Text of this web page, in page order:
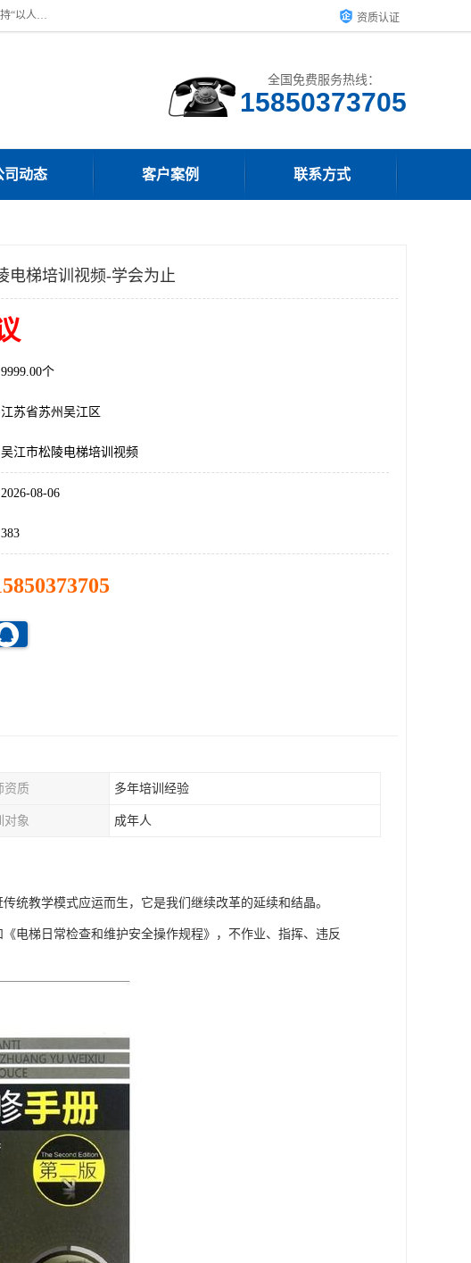
苏州宏远特种作业人员培训，提供：叉车培训、电焊工培训、电工培训、起重机培训、电梯培训、登高培训等服务苏州本地培训服务。始终坚持“以人为本，质量立校”的办学思想，以培养社会应用型人才为己任，明码收费，诚实守信，中途不收任何费用。随到随学，学会为止，一期未学会者免费再学，直到学会为止。 资质认证
全国免费服务热线：
15850373705
司动态 客户案例 联系方式
电梯培训视频-学会为止
9999.00个
江苏省苏州吴江区
吴江市松陵电梯培训视频
2026-08-06
383
资质 多年培训经验
对象 成年人
统教学模式应运而生，它是我们继续改革的延续和结晶。
电梯日常检查和维护安全操作规程》，不作业、指挥、违反